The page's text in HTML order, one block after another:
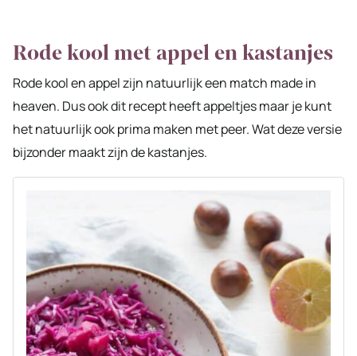
Rode kool met appel en kastanjes
Rode kool en appel zijn natuurlijk een match made in
heaven. Dus ook dit recept heeft appeltjes maar je kunt
het natuurlijk ook prima maken met peer. Wat deze versie
bijzonder maakt zijn de kastanjes.